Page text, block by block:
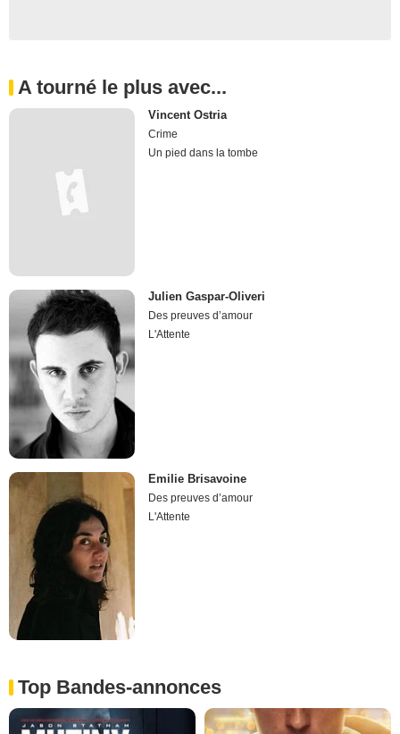
A tourné le plus avec...
Vincent Ostria
Crime
Un pied dans la tombe
Julien Gaspar-Oliveri
Des preuves d’amour
L'Attente
Emilie Brisavoine
Des preuves d’amour
L'Attente
Top Bandes-annonces